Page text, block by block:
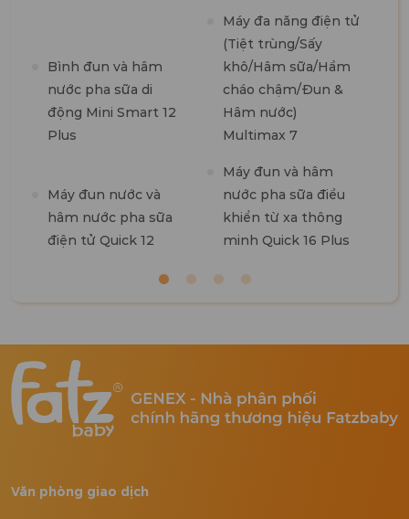
Bình đun và hâm
nước pha sữa di
động Mini Smart 12
Plus
Máy đa năng điện tử
(Tiệt trùng/Sấy
khô/Hâm sữa/Hầm
cháo chậm/Đun &
Hâm nước)
Multimax 7
Máy đun nước và
hâm nước pha sữa
điện tử Quick 12
Máy đun và hâm
nước pha sữa điều
khiển từ xa thông
minh Quick 16 Plus
Văn phòng giao dịch